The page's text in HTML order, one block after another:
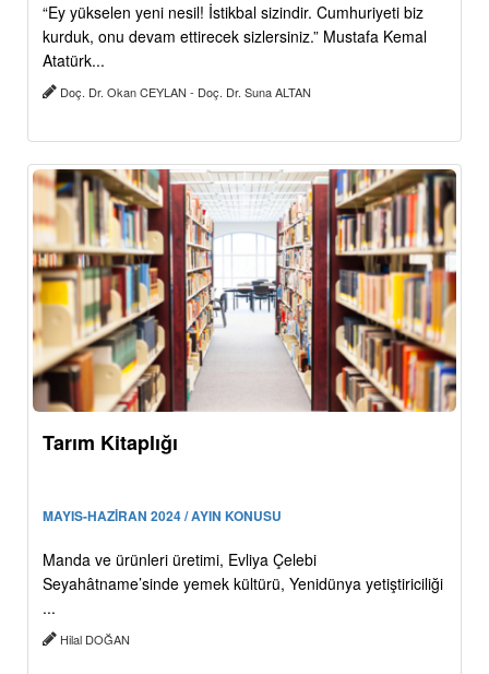
“Ey yükselen yeni nesil! İstikbal sizindir. Cumhuriyeti biz
kurduk, onu devam ettirecek sizlersiniz.” Mustafa Kemal
Atatürk...
Doç. Dr. Okan CEYLAN - Doç. Dr. Suna ALTAN
Tarım Kitaplığı
MAYIS-HAZİRAN 2024 / AYIN KONUSU
Manda ve ürünleri üretimi, Evliya Çelebi
Seyahâtname’sinde yemek kültürü, Yenidünya yetiştiriciliği
...
Hilal DOĞAN